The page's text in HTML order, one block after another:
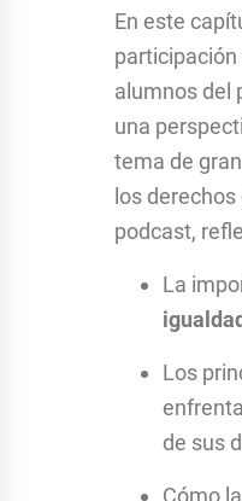
En este
participación
alumnos del
una
tema de
los
podcast,
La
Los
de sus
Cómo